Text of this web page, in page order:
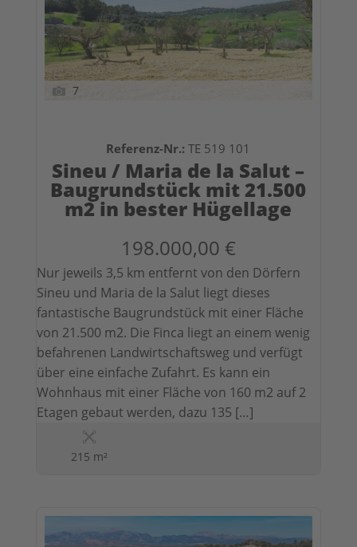
7
Referenz-Nr.: TE 519 101
Sineu / Maria de la Salut –
Baugrundstück mit 21.500
m2 in bester Hügellage
198.000,00 €
Nur jeweils 3,5 km entfernt von den Dörfern
Sineu und Maria de la Salut liegt dieses
fantastische Baugrundstück mit einer Fläche
von 21.500 m2. Die Finca liegt an einem wenig
befahrenen Landwirtschaftsweg und verfügt
über eine einfache Zufahrt. Es kann ein
Wohnhaus mit einer Fläche von 160 m2 auf 2
Etagen gebaut werden, dazu 135 […]
215 m²